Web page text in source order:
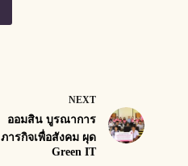
NEXT
ออมสิน บูรณาการ
ภารกิจเพื่อสังคม ผุด
Green IT